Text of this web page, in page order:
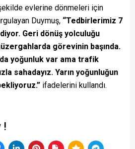
evlerine dönmeleri için
Duymuş, “Tedbirlerimiz 7
Geri dönüş yolculuğu
görevinin başında.
yoğunluk var ama trafik
sahadayız. Yarın yoğunluğun
ifadelerini kullandı.
!